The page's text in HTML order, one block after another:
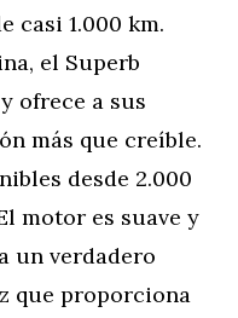
casi 1.000 km.
el Superb
ofrece a sus
más que creíble.
desde 2.000
motor es suave y
un verdadero
que proporciona